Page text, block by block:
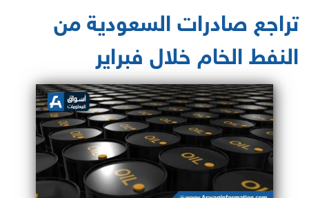
تراجع صادرات السعودية من
النفط الخام خلال فبراير